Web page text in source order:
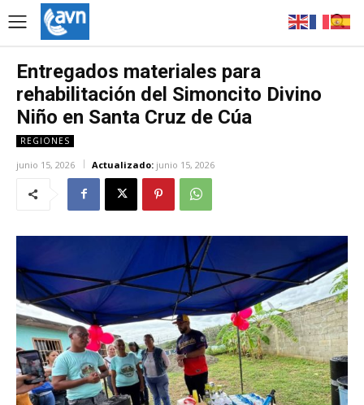
Entregados materiales para
rehabilitación del Simoncito Divino
Niño en Santa Cruz de Cúa
REGIONES
junio 15, 2026 Actualizado: junio 15, 2026